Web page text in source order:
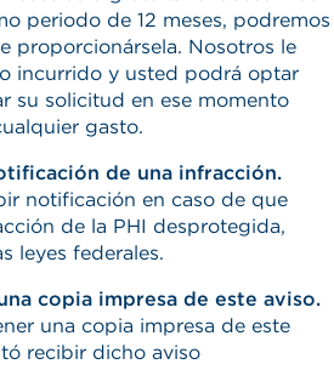
periodo de 12 meses, podremos
proporcionársela. Nosotros le
incurrido y usted podrá optar
su solicitud en ese momento
gasto.
de una infracción.
notificación en caso de que
de la PHI desprotegida,
leyes federales.
copia impresa de este aviso.
una copia impresa de este
recibir dicho aviso